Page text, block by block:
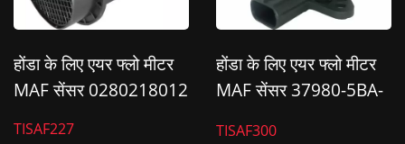
होंडा के लिए एयर फ्लो मीटर
MAF सेंसर 0280218012
TISAF227
होंडा के लिए एयर फ्लो मीटर
MAF सेंसर 37980-5BA-
TISAF300